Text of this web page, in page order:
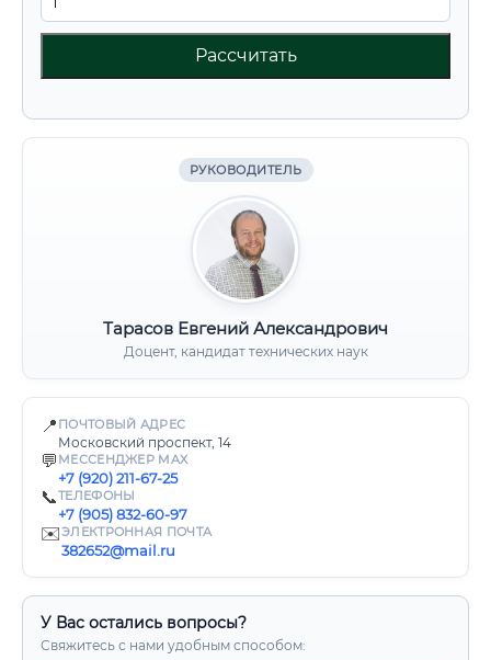
Рассчитать
РУКОВОДИТЕЛЬ
Тарасов Евгений Александрович
Доцент, кандидат технических наук
📍 ПОЧТОВЫЙ АДРЕС
Московский проспект, 14
💬 МЕССЕНДЖЕР MAX
+7 (920) 211-67-25
📞ТЕЛЕФОНЫ
+7 (905) 832-60-97
✉️ЭЛЕКТРОННАЯ ПОЧТА
382652@mail.ru
У Вас остались вопросы?
Свяжитесь с нами удобным способом: